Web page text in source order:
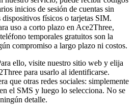
inicios de sesión de cuentas sin
dispositivos físicos o tarjetas SIM.
uso a corto plazo en Ace2Three,
temporales gratuitos son la
compromiso a largo plazo ni costos.
ello, visite nuestro sitio web y elija
para usarlo al identificarse.
que otras redes sociales: simplemente
el SMS y luego lo selecciona. No se
detalle.